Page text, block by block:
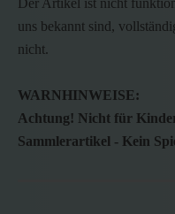
Der Artikel ist nicht
uns bekannt sind,
nicht.
WARNHINWEISE:
Achtung! Nicht für
Sammlerartikel - Kein